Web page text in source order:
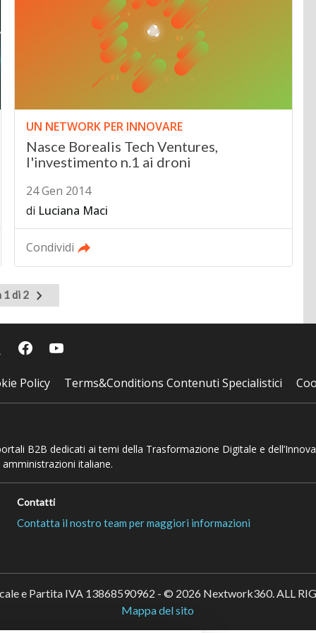
UN NETWORK PER INNOVARE
Nasce Borealis Tech Ventures,
l'investimento n.1 ai droni
24 Gen 2014
di Luciana Maci
Condividi
1 di 2
Pagina
successiva
Policy Terms&Conditions Contenuti Specialistici
B2B dedicati ai temi della Trasformazione Digitale e
italiane.
Contatti
Contatta il nostro team per maggiori informazioni
e Partita IVA 13868590962 - © 2026 Nextwork360. ALL
Mappa del sito